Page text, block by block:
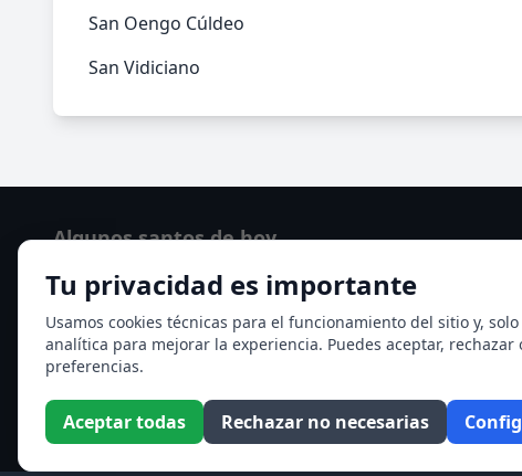
San Oengo Cúldeo
San Vidiciano
Tu privacidad es importante
Usamos cookies técnicas para el funcionamiento del sitio y,
analítica para mejorar la experiencia. Puedes aceptar, rechazar
preferencias.
Aceptar todas Rechazar no necesarias
Algunos santos de hoy
San Hormisda papa
Ver todos los santos de hoy